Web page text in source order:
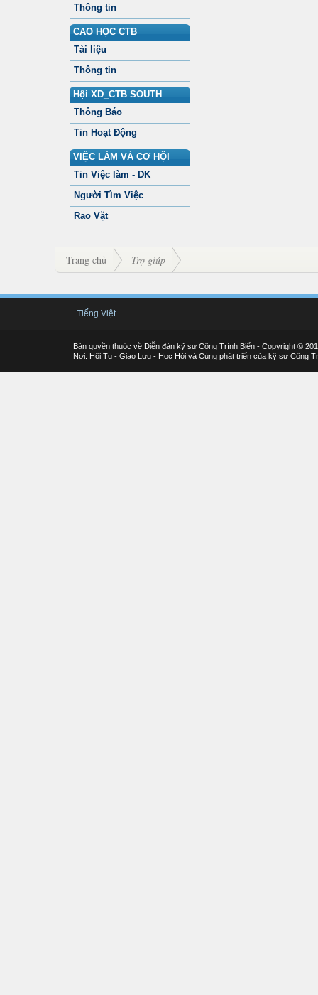
Thông tin
CAO HỌC CTB
Tài liệu
Thông tin
Hội XD_CTB SOUTH
Thông Báo
Tin Hoạt Động
VIỆC LÀM VÀ CƠ HỘI
Tin Việc làm - DK
Người Tìm Việc
Rao Vặt
Trang chủ Trợ giúp
Tiếng Việt
Bản quyền thuộc về Diễn đàn kỹ sư Công Trình Biển - Copyright ©
Nơi: Hội Tụ - Giao Lưu - Học Hỏi và Cùng phát triển của kỹ sư Công